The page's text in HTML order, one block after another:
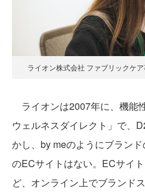
ライオン株式会社 ファブリックケ
ライオンは2007年に、機能
ウェルネスダイレクト」で、
かし、by meのようにブラン
のECサイトはない。ECサイ
ど、オンライン上でブランド